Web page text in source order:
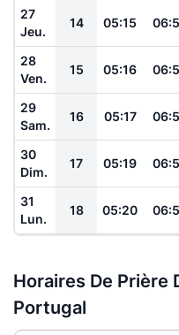
27
Jeu.
14 05:15
28
Ven.
15 05:16
29
Sam.
16 05:17
30
Dim.
17 05:19
31
Lun.
18 05:20
Horaires De Prière
Portugal